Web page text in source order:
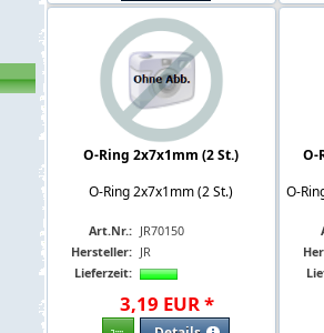
O-Ring 2x7x1mm (2 St.)
O-Ring 2x7x1mm (2 St.)
Art.Nr.: JR70150
Hersteller: JR
Lieferzeit:
3,19 EUR*
O-
O-